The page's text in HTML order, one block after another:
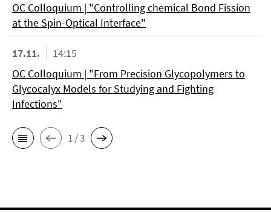
OC Colloquium | "Controlling chemical Bond Fission
at the Spin-Optical Interface"
17.11.
14:15
OC Colloquium | "From Precision Glycopolymers to
Glycocalyx Models for Studying and Fighting
Infections"
1 / 3